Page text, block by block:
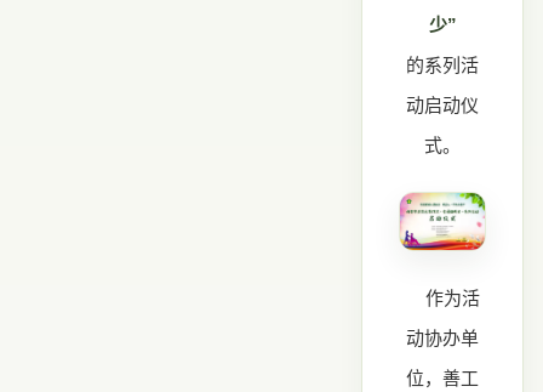
少”
的系列活
动启动仪
式。
作为活
动协办单
位，善工